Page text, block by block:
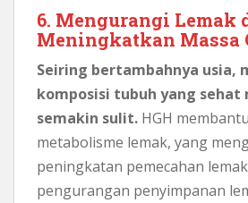
6. Mengurangi Lemak
Meningkatkan Massa
Seiring bertambahnya usia,
komposisi tubuh yang sehat
semakin sulit. HGH
metabolisme lemak, yang
peningkatan pemecahan
pengurangan penyimpanan